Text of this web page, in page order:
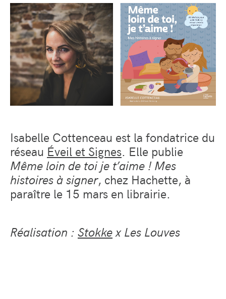
Isabelle Cottenceau est la fondatrice du
réseau Éveil et Signes. Elle publie
Même loin de toi je t’aime ! Mes
histoires à signer, chez Hachette, à
paraître le 15 mars en librairie.
Réalisation : Stokkex Les Louves